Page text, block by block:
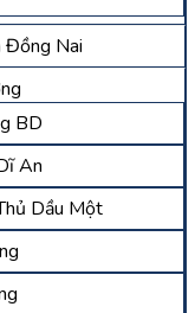
Đồng Nai
BD
An
Dầu Một